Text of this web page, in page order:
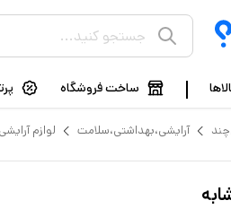
ساخت فروشگاه
آرایشی،بهداشتی،سلامت لوازم آرایشی